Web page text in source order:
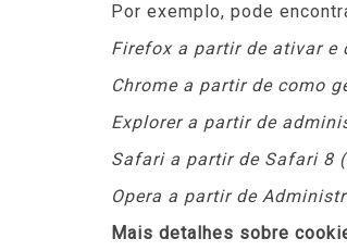
Por exemplo, pode
Firefox a partir de ativar e
Chrome a partir de como
Explorer a partir de
Safari a partir de Safari 8
Opera a partir de
Mais detalhes sobre